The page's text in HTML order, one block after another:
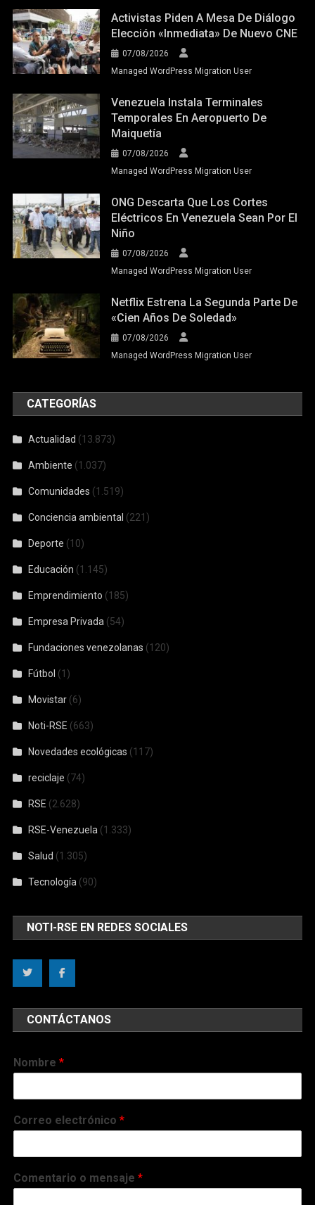
Activistas Piden A Mesa De Diálogo
Elección «inmediata» De Nuevo CNE
07/08/2026
Managed WordPress Migration User
Venezuela Instala Terminales
Temporales En Aeropuerto De
Maiquetía
07/08/2026
Managed WordPress Migration User
ONG Descarta Que Los Cortes
Eléctricos En Venezuela Sean Por El
Niño
07/08/2026
Managed WordPress Migration User
Netflix Estrena La Segunda Parte De
«Cien Años De Soledad»
07/08/2026
Managed WordPress Migration User
CATEGORÍAS
Actualidad (13.873)
Ambiente (1.037)
Comunidades (1.519)
Conciencia ambiental (221)
Deporte (10)
Educación (1.145)
Emprendimiento (185)
Empresa Privada (54)
Fundaciones venezolanas (120)
Fútbol (1)
Movistar (6)
Noti-RSE (663)
Novedades ecológicas (117)
reciclaje (74)
RSE (2.628)
RSE-Venezuela (1.333)
Salud (1.305)
Tecnología (90)
NOTI-RSE EN REDES SOCIALES
CONTÁCTANOS
Nombre*
Correo electrónico*
Comentario o mensaje*